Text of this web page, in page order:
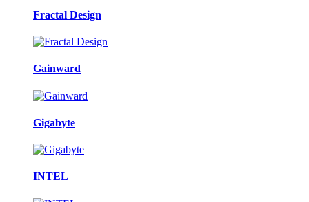
Fractal Design
Gainward
Gigabyte
INTEL